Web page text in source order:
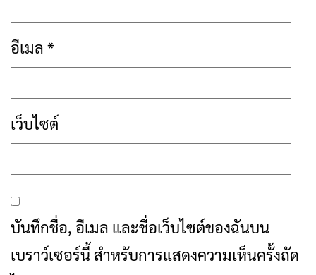
อีเมล *
เว็บไซต์
บันทึกชื่อ, อีเมล และชื่อเว็บไซต์ของฉันบน
เบราว์เซอร์นี้ สำหรับการแสดงความเห็นครั้งถัด